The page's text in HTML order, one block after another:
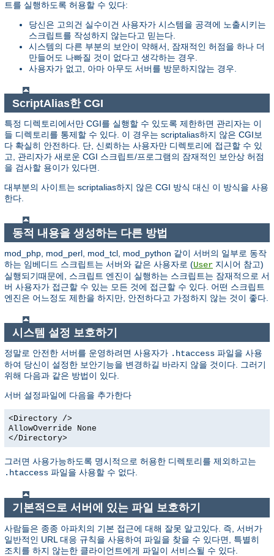
트를 실행하도록 허용할 수 있다:
당신은 고의건 실수이건 사용자가 시스템을 공격에 노출시키는
스크립트를 작성하지 않는다고 믿는다.
시스템의 다른 부분의 보안이 약해서, 잠재적인 허점을 하나 더
만들어도 나빠질 것이 없다고 생각하는 경우.
사용자가 없고, 아마 아무도 서버를 방문하지않는 경우.
ScriptAlias한 CGI
특정 디렉토리에서만 CGI를 실행할 수 있도록 제한하면 관리자는 이
들 디렉토리를 통제할 수 있다. 이 경우는 scriptalias하지 않은 CGI보
다 확실히 안전하다. 단, 신뢰하는 사용자만 디렉토리에 접근할 수 있
고, 관리자가 새로운 CGI 스크립트/프로그램의 잠재적인 보안상 허점
을 검사할 용이가 있다면.
대부분의 사이트는 scriptalias하지 않은 CGI 방식 대신 이 방식을 사용
한다.
동적 내용을 생성하는 다른 방법
mod_php, mod_perl, mod_tcl, mod_python 같이 서버의 일부로 동작
하는 임베디드 스크립트는 서버와 같은 사용자로 (User 지시어 참고)
실행되기때문에, 스크립트 엔진이 실행하는 스크립트는 잠재적으로 서
버 사용자가 접근할 수 있는 모든 것에 접근할 수 있다. 어떤 스크립트
엔진은 어느정도 제한을 하지만, 안전하다고 가정하지 않는 것이 좋다.
시스템 설정 보호하기
정말로 안전한 서버를 운영하려면 사용자가 .htaccess 파일을 사용
하여 당신이 설정한 보안기능을 변경하길 바라지 않을 것이다. 그러기
위해 다음과 같은 방법이 있다.
서버 설정파일에 다음을 추가한다
<Directory />
AllowOverride None
</Directory>
그러면 사용가능하도록 명시적으로 허용한 디렉토리를 제외하고는
.htaccess 파일을 사용할 수 없다.
기본적으로 서버에 있는 파일 보호하기
사람들은 종종 아파치의 기본 접근에 대해 잘못 알고있다. 즉, 서버가
일반적인 URL 대응 규칙을 사용하여 파일을 찾을 수 있다면, 특별히
조치를 하지 않는한 클라이언트에게 파일이 서비스될 수 있다.